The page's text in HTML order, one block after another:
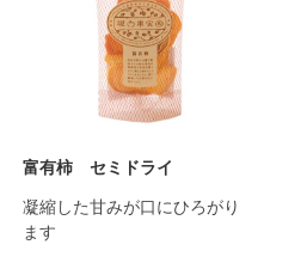
凝縮した甘みが口にひろがり
ます
富有柿 セミドライ